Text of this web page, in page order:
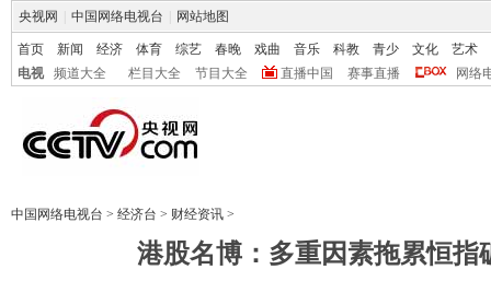
央视网 中国网络电视台 网站地图
首页 新闻 经济 体育 综艺 春晚 戏曲 音乐 科教 青少 文化
艺术
电视
频道大全 栏目大全 节目大全 直播中国 赛事直播 网络
中国网络电视台 > 经济台 > 财经资讯 >
港股名博：多重因素拖累恒指